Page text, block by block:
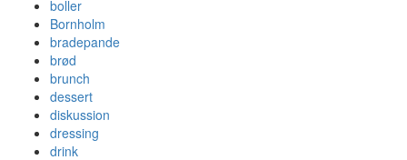
boller
Bornholm
bradepande
brød
brunch
dessert
diskussion
dressing
drink